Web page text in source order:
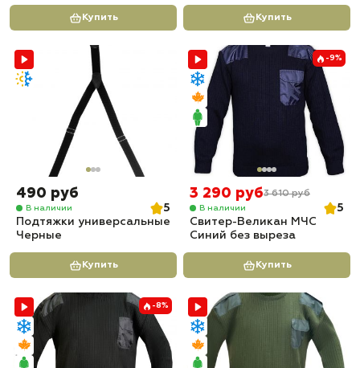
Купить Купить
490 руб
В наличии
5
Подтяжки универсальные
Черные
Купить
-9%
3 290 руб3 610 руб
В наличии
5
Свитер-Великан МЧС
Синий без выреза
Купить
-8%